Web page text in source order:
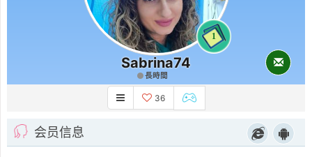
1
Sabrina74
長時間
36
会员信息